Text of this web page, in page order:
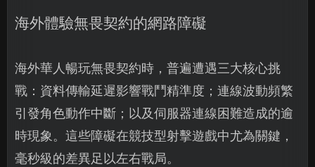
海外體驗無畏契約的網路障礙
海外華人暢玩無畏契約時，普遍遭遇三大核心挑
戰：資料傳輸延遲影響戰鬥精準度；連線波動頻繁
引發角色動作中斷；以及伺服器連線困難造成的逾
時現象。這些障礙在競技型射擊遊戲中尤為關鍵，
毫秒級的差異足以左右戰局。